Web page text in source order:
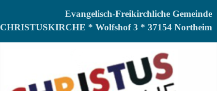
Evangelisch-Freikirchliche Gemeinde
CHRISTUSKIRCHE * Wolfshof 3 * 37154 Northeim